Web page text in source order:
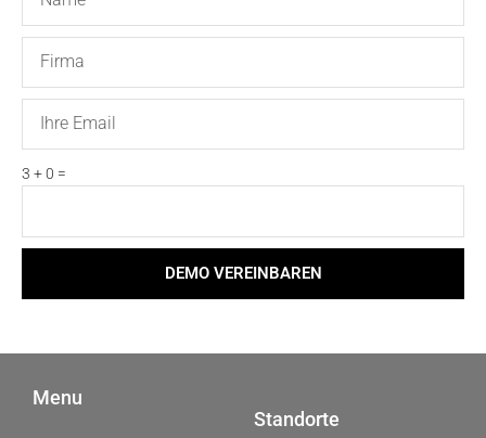
3 + 0 =
DEMO VEREINBAREN
Menu
Standorte